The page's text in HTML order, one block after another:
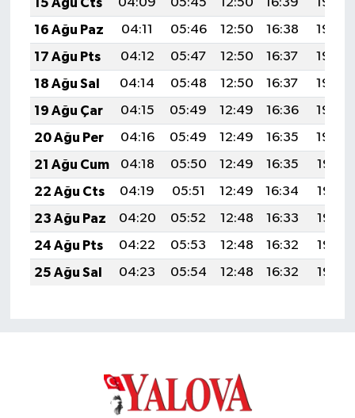
16 Ağu Paz
04:11 05:46 12:50 16:38
19:45
17 Ağu Pts
04:12 05:47 12:50 16:37
19:43
18 Ağu Sal
04:14 05:48 12:50 16:37
19:42
19 Ağu Çar
04:15 05:49 12:49 16:36
19:40
20 Ağu Per
04:16 05:49 12:49 16:35
19:39
21 Ağu Cum
04:18 05:50 12:49 16:35
19:37
22 Ağu Cts
04:19 05:51 12:49 16:34
19:36
23 Ağu Paz
04:20 05:52 12:48 16:33
19:35
24 Ağu Pts
04:22 05:53 12:48 16:32
19:33
25 Ağu Sal
04:23 05:54 12:48 16:32 19:32